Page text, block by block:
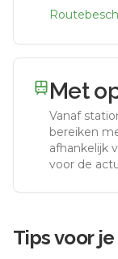
Met
Vanaf
bereiken
afhankelijk
voor de
Tips voor